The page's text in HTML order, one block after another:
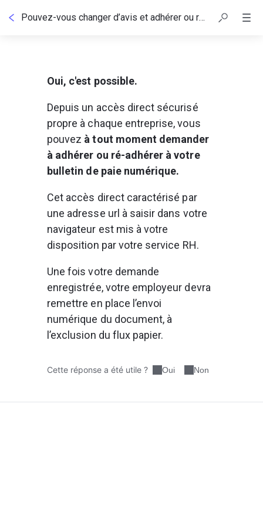
Pouvez-vous changer d’avis et adhérer ou ré-adhérer au bulletin de paie numérique ?
Oui, c'est possible.
Depuis un accès direct sécurisé
propre à chaque entreprise, vous
pouvez à tout moment demander
à adhérer ou ré-adhérer à votre
bulletin de paie numérique.
Cet accès direct caractérisé par
une adresse url à saisir dans votre
navigateur est mis à votre
disposition par votre service RH.
Une fois votre demande
enregistrée, votre employeur devra
remettre en place l’envoi
numérique du document, à
l’exclusion du flux papier.
Cette réponse a été utile ? Oui Non